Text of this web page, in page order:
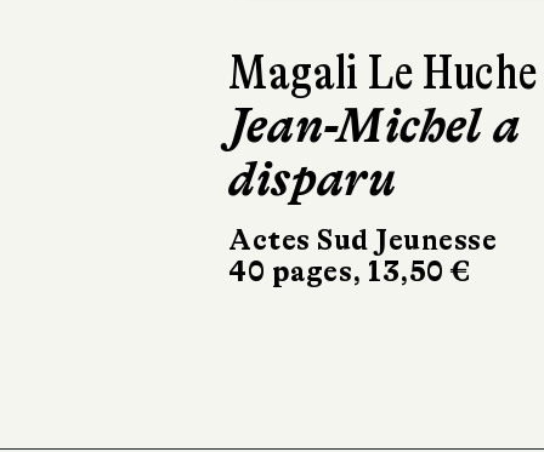
Muriel Zürcher
La Grande
Course des
animaux
Fleurus